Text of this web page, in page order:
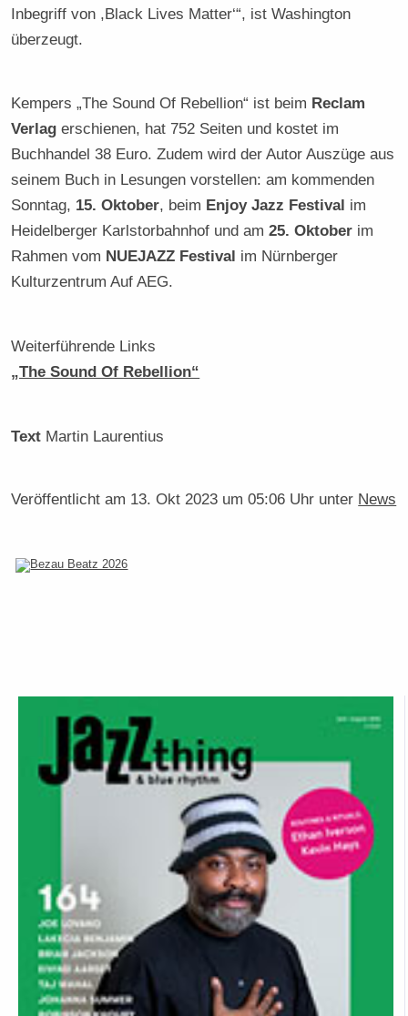
Inbegriff von ,Black Lives Matter‘“, ist Washington
überzeugt.
Kempers „The Sound Of Rebellion“ ist beim Reclam
Verlag erschienen, hat 752 Seiten und kostet im
Buchhandel 38 Euro. Zudem wird der Autor Auszüge aus
seinem Buch in Lesungen vorstellen: am kommenden
Sonntag, 15. Oktober, beim Enjoy Jazz Festival im
Heidelberger Karlstorbahnhof und am25. Oktober im
Rahmen vom NUEJAZZ Festival im Nürnberger
Kulturzentrum Auf AEG.
Weiterführende Links
„The Sound Of Rebellion“
Text Martin Laurentius
Veröffentlicht am 13. Okt 2023 um 05:06 Uhr unter News